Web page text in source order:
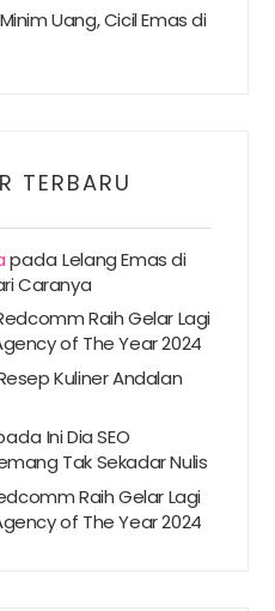
Uang, Cicil Emas di
TERBARU
padaLelang Emas di
Caranya
Raih Gelar Lagi
of The Year 2024
Kuliner Andalan
Ini Dia SEO
Tak Sekadar Nulis
Raih Gelar Lagi
of The Year 2024